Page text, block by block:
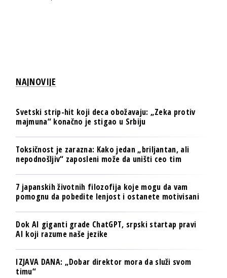
NAJNOVIJE
Svetski strip-hit koji deca obožavaju: „Zeka protiv
majmuna“ konačno je stigao u Srbiju
Toksičnost je zarazna: Kako jedan „briljantan, ali
nepodnošljiv“ zaposleni može da uništi ceo tim
7 japanskih životnih filozofija koje mogu da vam
pomognu da pobedite lenjost i ostanete motivisani
Dok AI giganti grade ChatGPT, srpski startap pravi
AI koji razume naše jezike
IZJAVA DANA: „Dobar direktor mora da služi svom
timu“